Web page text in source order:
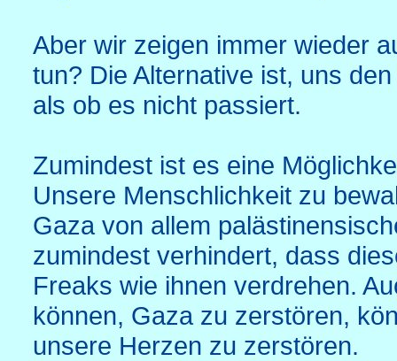
Aber wir zeigen immer wieder
tun? Die Alternative ist, uns
als ob es nicht passiert.
Zumindest ist es eine
Unsere Menschlichkeit zu
Gaza von allem
zumindest verhindert, dass
Freaks wie ihnen verdrehen.
können, Gaza zu zerstören,
unsere Herzen zu zerstören.